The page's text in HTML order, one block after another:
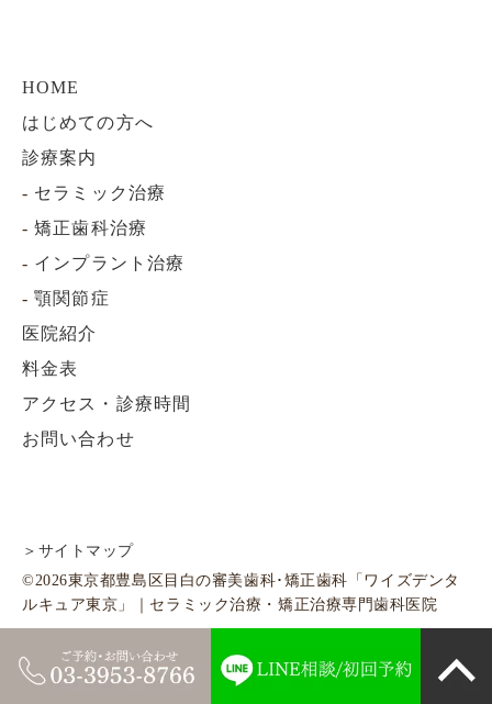
HOME
はじめての方へ
診療案内
- セラミック治療
-矯正歯科治療
- インプラント治療
-顎関節症
医院紹介
料金表
アクセス・診療時間
お問い合わせ
＞サイトマップ
©2026東京都豊島区目白の審美歯科･矯正歯科「ワイズデンタ
ルキュア東京」｜セラミック治療・矯正治療専門歯科医院